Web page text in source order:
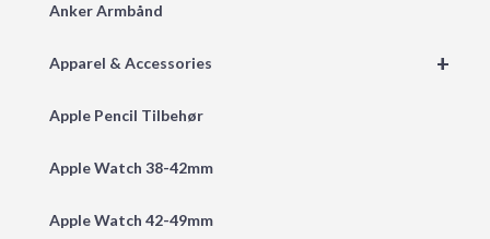
Anker Armbånd
+
Apparel & Accessories
Apple Pencil Tilbehør
Apple Watch 38-42mm
Apple Watch 42-49mm